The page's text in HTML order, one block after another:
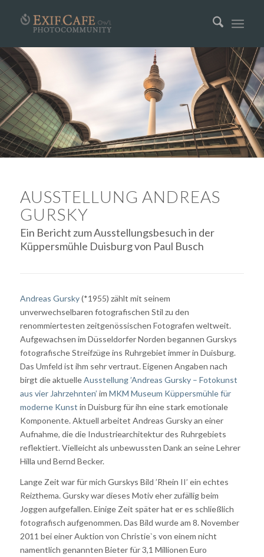
AUSSTELLUNG ANDREAS
GURSKY
Ein Bericht zum Ausstellungsbesuch in der
Küppersmühle Duisburg von Paul Busch
Andreas Gursky(*1955) zählt mit seinem
unverwechselbaren fotografischen Stil zu den
renommiertesten zeitgenössischen Fotografen weltweit.
Aufgewachsen im Düsseldorfer Norden begannen Gurskys
fotografische Streifzüge ins Ruhrgebiet immer in Duisburg.
Das Umfeld ist ihm sehr vertraut. Eigenen Angaben nach
birgt die aktuelleAusstellung ’Andreas Gursky – Fotokunst
aus vier Jahrzehnten’ im MKM Museum Küppersmühle für
moderne Kunst in Duisburg für ihn eine stark emotionale
Komponente. Aktuell arbeitet Andreas Gursky an einer
Aufnahme, die die Industriearchitektur des Ruhrgebiets
reflektiert. Vielleicht als unbewussten Dank an seine Lehrer
Hilla und Bernd Becker.
Lange Zeit war für mich Gurskys Bild ’Rhein II’ ein echtes
Reizthema. Gursky war dieses Motiv eher zufällig beim
Joggen aufgefallen. Einige Zeit später hat er es schließlich
fotografisch aufgenommen. Das Bild wurde am 8. November
2011 bei einer Auktion von Christie`s von einem nicht
namentlich genannten Bieter für 3,1 Millionen Euro